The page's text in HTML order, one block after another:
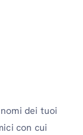
dei tuoi
con cui